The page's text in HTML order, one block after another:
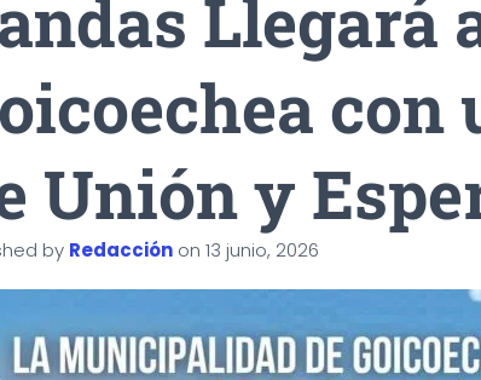
Llegará
con
Unión y
by Redacción on 13 junio, 2026